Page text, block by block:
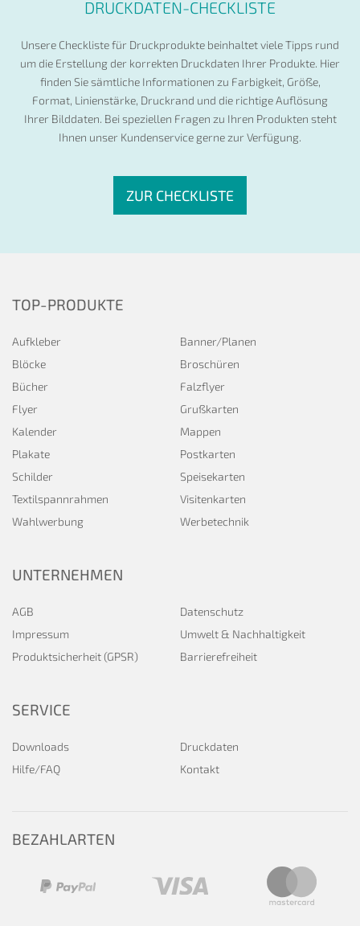
DRUCKDATEN-CHECKLISTE
Unsere Checkliste für Druckprodukte beinhaltet viele Tipps rund
um die Erstellung der korrekten Druckdaten Ihrer Produkte. Hier
finden Sie sämtliche Informationen zu Farbigkeit, Größe,
Format, Linienstärke, Druckrand und die richtige Auflösung
Ihrer Bilddaten. Bei speziellen Fragen zu Ihren Produkten steht
Ihnen unser Kundenservice gerne zur Verfügung.
ZUR CHECKLISTE
TOP-PRODUKTE
Aufkleber
Banner/Planen
Blöcke
Broschüren
Bücher
Falzflyer
Flyer
Grußkarten
Kalender
Mappen
Plakate
Postkarten
Schilder
Speisekarten
Textilspannrahmen
Visitenkarten
Wahlwerbung
Werbetechnik
UNTERNEHMEN
AGB
Datenschutz
Impressum
Umwelt & Nachhaltigkeit
Produktsicherheit (GPSR)
Barrierefreiheit
SERVICE
Downloads
Druckdaten
Hilfe/FAQ
Kontakt
BEZAHLARTEN